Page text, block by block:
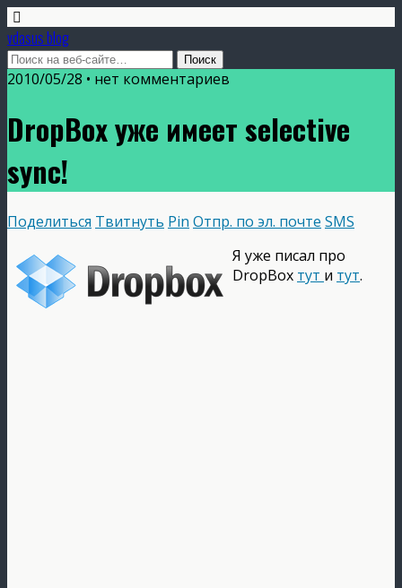
vdasus blog
2010/05/28 • нет комментариев
DropBox уже имеет selective
sync!
Поделиться Твитнуть Pin Отпр. по эл. почте SMS
Я уже писал про
DropBox тут и тут.